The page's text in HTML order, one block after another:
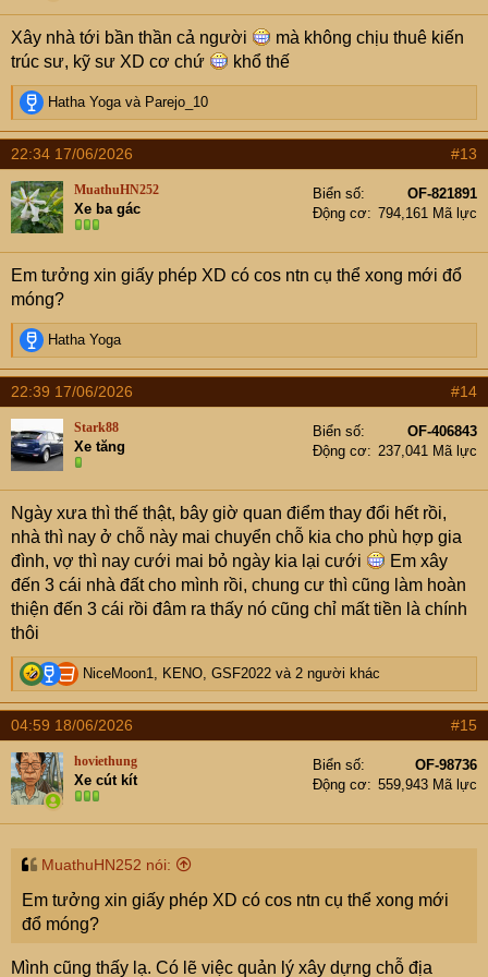
Hiện tại thì em đã đổ xong móng rồi ạ, em đang đau hết
cả đầu rối bời đây ạ, mọi chuyện tính toán chuẩn từ đầu
thì tốt chứ như em cứ đẽo cày giữa đường thôi ạ, cos
nền thì hơi thấp, mặt tiền thì tụt vào so với nhà bên cạnh,
móng thì đổ xong rồi.
Em bây giờ mà làm xong cái sổ gộp chỗ đất dôi dư đó và
xong hẳn cái móng san nền đầy đủ em mới nhẹ người,
chứ giờ người nó nặng nề bần thần lắm ạ.
s
:
Xây nhà tới bần thần cả người
mà không chịu thuê kiến
trúc sư, kỹ sư XD cơ chứ
khổ thế
R
e
a
c
t
i
o
n
s
:
Hatha Yogavà Parejo_10
22:34 17/06/2026 #13
MuathuHN252
Xe ba gác
Biển số
OF-821891
Động cơ
794,161 Mã lực
Em tưởng xin giấy phép XD có cos ntn cụ thể xong mới đổ
móng?
R
e
a
c
t
i
o
n
s
:
Hatha Yoga
22:39 17/06/2026 #14
Stark88
Xe tăng
Biển số
OF-406843
Động cơ
237,041 Mã lực
Ngày xưa thì thế thật, bây giờ quan điểm thay đổi hết rồi,
nhà thì nay ở chỗ này mai chuyển chỗ kia cho phù hợp gia
đình, vợ thì nay cưới mai bỏ ngày kia lại cưới
Em xây
đến 3 cái nhà đất cho mình rồi, chung cư thì cũng làm hoàn
thiện đến 3 cái rồi đâm ra thấy nó cũng chỉ mất tiền là chính
thôi
R
e
a
c
i
o
s
NiceMoon1, KENO, GSF2022 và 2 người khác
04:59 18/06/2026 #15
hoviethung
Xe cút kít
Biển số
OF-98736
Động cơ
559,943 Mã lực
MuathuHN252 nói:
Em tưởng xin giấy phép XD có cos ntn cụ thể xong mới
đổ móng?
Mình cũng thấy lạ. Có lẽ việc quản lý xây dựng chỗ địa